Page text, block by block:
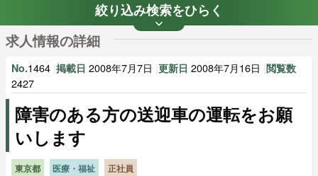
絞り込み検索をひらく
keyboard_arrow_down
条件から探す
地域 で探す 業種 で探す
雇用形態で探す 賃金で探す
キーワードで探す
求人情報の詳細
No.1464 掲載日 2008年7月7日 更新日 2008年7月16日 閲覧数
2427
障害のある方の送迎車の運転をお願
いします
東京都 医療・福祉 正社員